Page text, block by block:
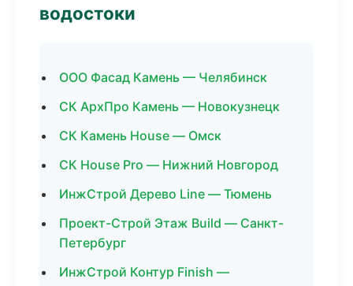
водостоки
ООО Фасад Камень — Челябинск
СК АрхПро Камень — Новокузнецк
СК Камень House — Омск
СК House Pro — Нижний Новгород
ИнжСтрой Дерево Line — Тюмень
Проект-Строй Этаж Build — Санкт-
Петербург
ИнжСтрой Контур Finish —